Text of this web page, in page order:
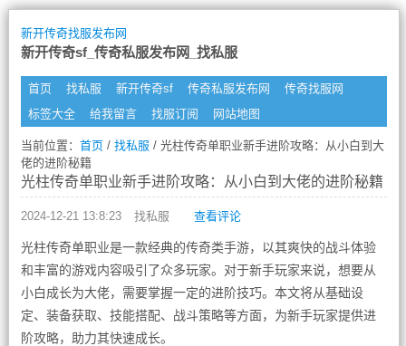
新开传奇找服发布网
新开传奇sf_传奇私服发布网_找私服
首页 找私服 新开传奇sf 传奇私服发布网
传奇找服网
标签大全
给我留言 找服订阅 网站地图
当前位置： 首页/ 找私服 / 光柱传奇单职业新手进阶攻略：从小白到大
佬的进阶秘籍
光柱传奇单职业新手进阶攻略：从小白到大佬的进阶秘籍
2024-12-21 13:8:23 找私服 查看评论
光柱传奇单职业是一款经典的传奇类手游，以其爽快的战斗体验
和丰富的游戏内容吸引了众多玩家。对于新手玩家来说，想要从
小白成长为大佬，需要掌握一定的进阶技巧。本文将从基础设
定、装备获取、技能搭配、战斗策略等方面，为新手玩家提供进
阶攻略，助力其快速成长。